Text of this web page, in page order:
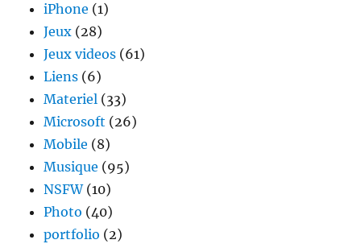
iPhone (1)
Jeux (28)
Jeux videos (61)
Liens (6)
Materiel (33)
Microsoft (26)
Mobile (8)
Musique (95)
NSFW(10)
Photo (40)
portfolio (2)